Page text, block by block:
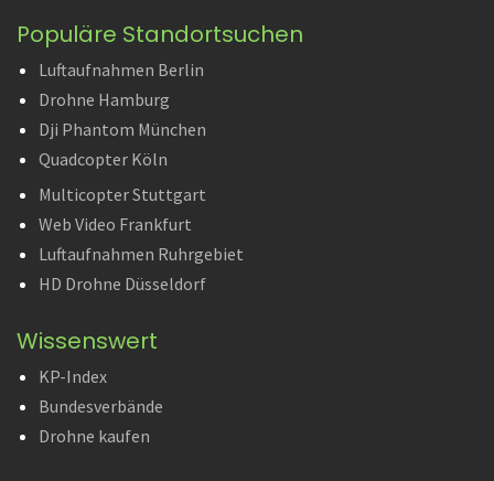
Populäre Standortsuchen
Luftaufnahmen Berlin
Drohne Hamburg
Dji Phantom München
Quadcopter Köln
Multicopter Stuttgart
Web Video Frankfurt
Luftaufnahmen Ruhrgebiet
HD Drohne Düsseldorf
Wissenswert
KP-Index
Bundesverbände
Drohne kaufen